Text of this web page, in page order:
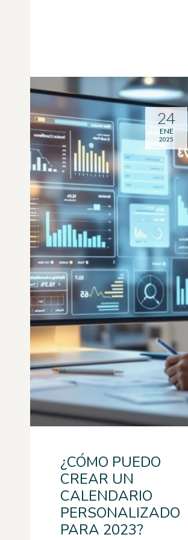
24
ENE
2025
¿CÓMO PUEDO
CREAR UN
CALENDARIO
PERSONALIZADO
PARA 2023?